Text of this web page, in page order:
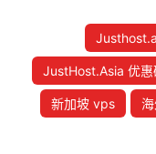
JustHost.Asia 优惠
新加坡 vps